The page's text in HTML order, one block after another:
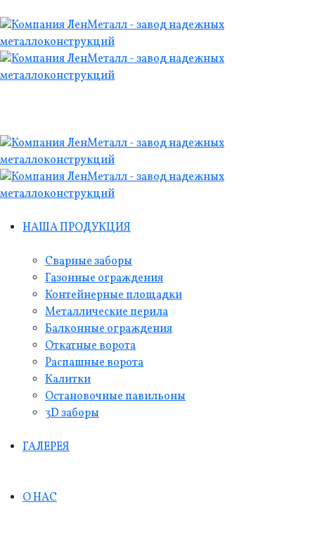
НАША ПРОДУКЦИЯ
Сварные заборы
Газонные ограждения
Контейнерные площадки
Металлические перила
Балконные ограждения
Откатные ворота
Распашные ворота
Калитки
Остановочные павильоны
3D заборы
ГАЛЕРЕЯ
О НАС